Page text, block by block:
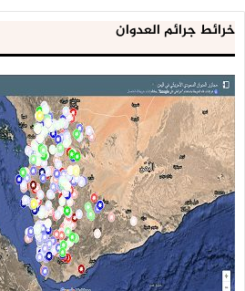
خرائط جرائم العدوان